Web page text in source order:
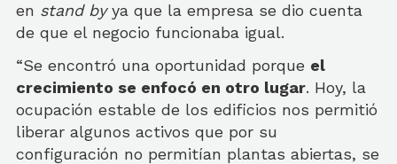
en stand byya que la empresa se dio cuenta
de que el negocio funcionaba igual.
“Se encontró una oportunidad porque el
crecimiento se enfocó en otro lugar. Hoy, la
ocupación estable de los edificios nos permitió
liberar algunos activos que por su
configuración no permitían plantas abiertas, se